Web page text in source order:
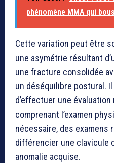
phénomène MMA qui
Cette variation peut être
une asymétrie résultant
une fracture consolidée
un déséquilibre postural.
d’effectuer une
comprenant l’examen
nécessaire, des examens
différencier une clavicule
anomalie acquise.